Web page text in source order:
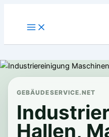
GEBÄUDESERVICE.NET
Hallen,